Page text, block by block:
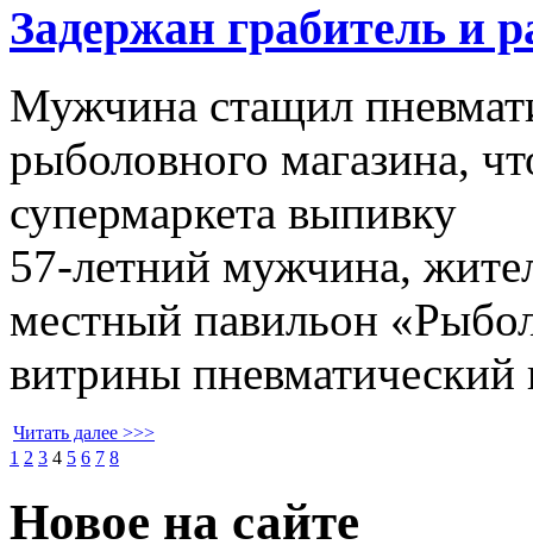
Задержан грабитель и
Мужчина стащил
рыболовного магазина,
супермаркета выпивку
57-летний мужчина,
местный павильон
витрины пневматический
Читать далее >>>
1 2 3 4 5 6 7 8
Новое на сайте